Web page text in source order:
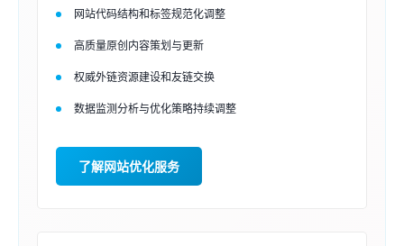
网站代码结构和标签规范化调整
高质量原创内容策划与更新
权威外链资源建设和友链交换
数据监测分析与优化策略持续调整
了解网站优化服务